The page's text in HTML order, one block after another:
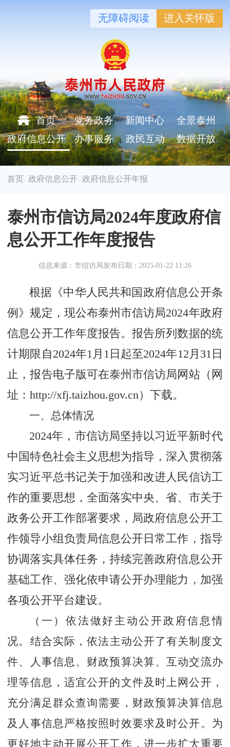
无障碍阅读 进入关怀版
首页 党务政务 新闻中心
全景泰州
政府信息公开
办事服务 政民互动 数据开放
首页 > 政府信息公开 > 政府信息公开年报
泰州市信访局2024年度政府信
息公开工作年度报告
信息来源：市信访局发布日期：2025-01-22 11:26
根据《中华人民共和国政府信息公开条
例》规定，现公布泰州市信访局2024年政府
信息公开工作年度报告。报告所列数据的统
计期限自2024年1 月 1 日起至2024年12 月 31 日
止，报告电子版可在泰州市信访局网站（网
址：http://xfj.taizhou.gov.cn）下载。
一、总体情况
2024年，市信访局坚持以习近平新时代
中国特色社会主义思想为指导，深入贯彻落
实习近平总书记关于加强和改进人民信访工
作的重要思想，全面落实中央、省、市关于
政务公开工作部署要求，局政府信息公开工
作领导小组负责局信息公开日常工作，指导
协调落实具体任务，持续完善政府信息公开
基础工作、强化依申请公开办理能力，加强
各项公开平台建设。
（一）依法做好主动公开政府信息情
况。 结合实际，依法主动公开了有关制度文
件、人事信息、财政预算决算、互动交流办
理等信息，适宜公开的文件及时上网公开，
充分满足群众查询需要，财政预算决算信息
及人事信息严格按照时效要求及时公开。为
更好地主动开展公开工作，进一步扩大重要